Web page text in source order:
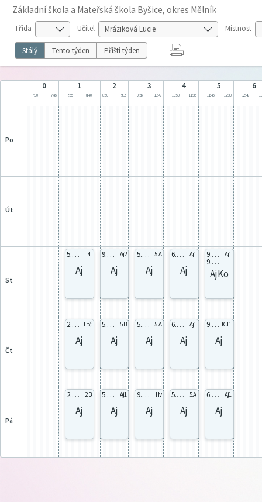
Základní škola a Mateřská škola Byšice, okres Mělník
Třída Učitel Místnost
Stálý Tento týden Příští týden
0
7:00 7:45
1
7:55 8:40
2
8:50 9:35
3
9:55 10:40
4
10:50 11:35
5
11:45 12:30
6
12:40
po
út
st
5.B 5Bb 4.
Aj
9.A AJb Aj2
Aj
5.A celá 5.A
Aj
6.B celá Aj1
Aj
9.A AJko
9.B AJko
Aj1
AjKo
čt
2.A 2.Aa Litč
Aj
5.B 5Bb 5.B
Aj
5.A celá 5.A
Aj
6.B celá Aj1
Aj
9.A AJb ICT1
Aj
pá
2.B AjA 2.B
Aj
5.B 5Bb Aj1
Aj
9.A AJb Hv
Aj
5.A celá 5.A
Aj
6.B celá Aj1
Aj